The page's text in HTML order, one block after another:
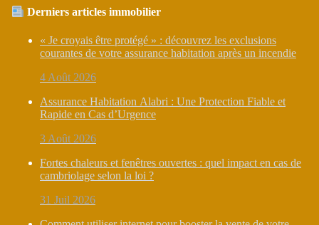
Derniers articles immobilier
« Je croyais être protégé » : découvrez les exclusions
courantes de votre assurance habitation après un incendie
4 Août 2026
Assurance Habitation Alabri : Une Protection Fiable et
Rapide en Cas d’Urgence
3 Août 2026
Fortes chaleurs et fenêtres ouvertes : quel impact en cas de
cambriolage selon la loi ?
31 Juil 2026